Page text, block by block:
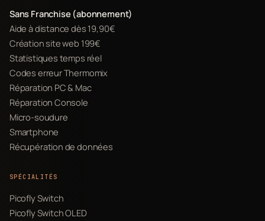
Sans Franchise (abonnement)
Aide à distance dès 19,90€
Création site web 199€
Statistiques temps réel
Codes erreur Thermomix
Réparation PC & Mac
Réparation Console
Micro-soudure
Smartphone
Récupération de données
SPÉCIALITÉS
Picofly Switch
Picofly Switch OLED